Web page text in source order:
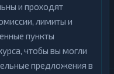
и проходят
лимиты и
пункты
чтобы вы могли
предложения в